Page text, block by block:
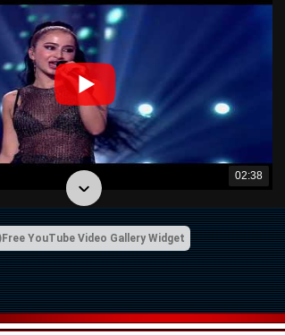
02:38
Free YouTube Video Gallery Widget